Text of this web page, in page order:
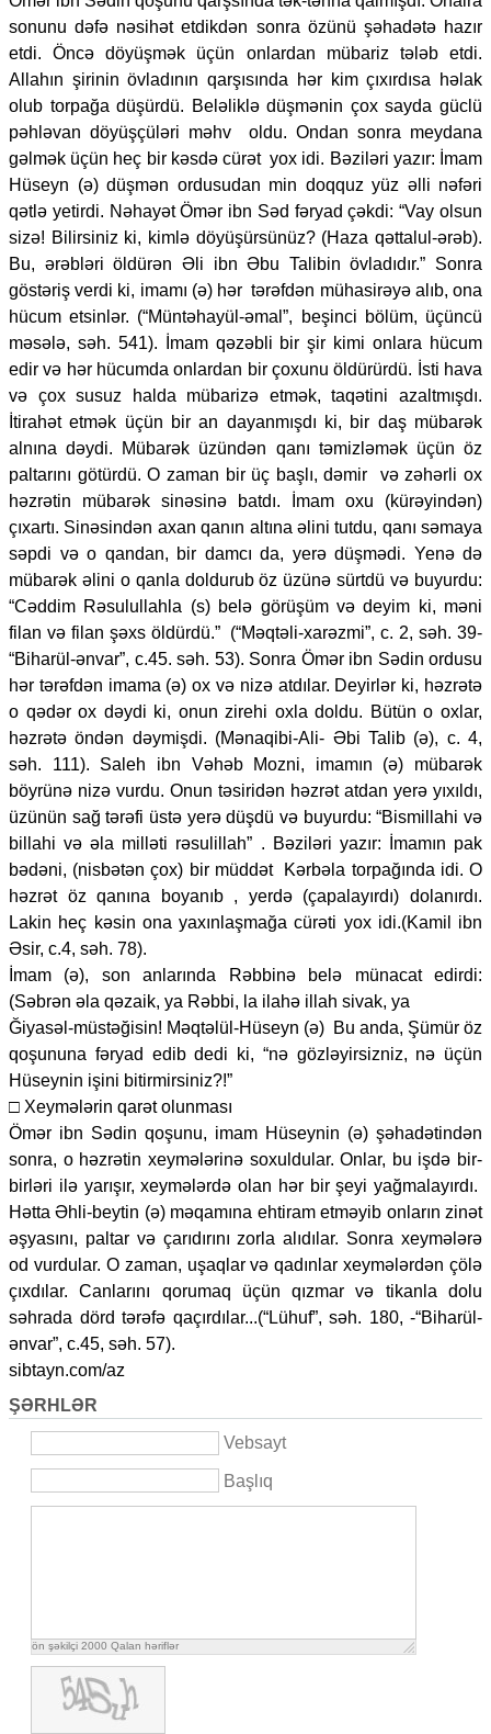
sonunu dəfə nəsihət etdikdən sonra özünü şəhadətə hazır
etdi. Öncə döyüşmək üçün onlardan mübariz tələb etdi.
Allahın şirinin övladının qarşısında hər kim çıxırdısa həlak
olub torpağa düşürdü. Beləliklə düşmənin çox sayda güclü
pəhləvan döyüşçüləri məhv oldu. Ondan sonra meydana
gəlmək üçün heç bir kəsdə cürət yox idi. Bəziləri yazır: İmam
Hüseyn (ə) düşmən ordusudan min doqquz yüz əlli nəfəri
qətlə yetirdi. Nəhayət Ömər ibn Səd fəryad çəkdi: “Vay olsun
sizə! Bilirsiniz ki, kimlə döyüşürsünüz? (Haza qəttalul-ərəb).
Bu, ərəbləri öldürən Əli ibn Əbu Talibin övladıdır.” Sonra
göstəriş verdi ki, imamı (ə) hər tərəfdən mühasirəyə alıb, ona
hücum etsinlər. (“Müntəhayül-əmal”, beşinci bölüm, üçüncü
məsələ, səh. 541). İmam qəzəbli bir şir kimi onlara hücum
edir və hər hücumda onlardan bir çoxunu öldürürdü. İsti hava
və çox susuz halda mübarizə etmək, taqətini azaltmışdı.
İtirahət etmək üçün bir an dayanmışdı ki, bir daş mübarək
alnına dəydi. Mübarək üzündən qanı təmizləmək üçün öz
paltarını götürdü. O zaman bir üç başlı, dəmir və zəhərli ox
həzrətin mübarək sinəsinə batdı. İmam oxu (kürəyindən)
çıxartı. Sinəsindən axan qanın altına əlini tutdu, qanı səmaya
səpdi və o qandan, bir damcı da, yerə düşmədi. Yenə də
mübarək əlini o qanla doldurub öz üzünə sürtdü və buyurdu:
“Cəddim Rəsulullahla (s) belə görüşüm və deyim ki, məni
filan və filan şəxs öldürdü.” (“Məqtəli-xarəzmi”, c. 2, səh. 39-
“Biharül-ənvar”, c.45. səh. 53). Sonra Ömər ibn Sədin ordusu
hər tərəfdən imama (ə) ox və nizə atdılar. Deyirlər ki, həzrətə
o qədər ox dəydi ki, onun zirehi oxla doldu. Bütün o oxlar,
həzrətə öndən dəymişdi. (Mənaqibi-Ali- Əbi Talib (ə), c. 4,
səh. 111). Saleh ibn Vəhəb Mozni, imamın (ə) mübarək
böyrünə nizə vurdu. Onun təsiridən həzrət atdan yerə yıxıldı,
üzünün sağ tərəfi üstə yerə düşdü və buyurdu: “Bismillahi və
billahi və əla milləti rəsulillah” . Bəziləri yazır: İmamın pak
bədəni, (nisbətən çox) bir müddət Kərbəla torpağında idi. O
həzrət öz qanına boyanıb , yerdə (çapalayırdı) dolanırdı.
Lakin heç kəsin ona yaxınlaşmağa cürəti yox idi.(Kamil ibn
Əsir, c.4, səh. 78).
İmam (ə), son anlarında Rəbbinə belə münacat edirdi:
(Səbrən əla qəzaik, ya Rəbbi, la ilahə illah sivak, ya
Ğiyasəl-müstəğisin! Məqtəlül-Hüseyn (ə) Bu anda, Şümür öz
qoşununa fəryad edib dedi ki, “nə gözləyirsizniz, nə üçün
Hüseynin işini bitirmirsiniz?!”
□ Xeymələrin qarət olunması
Ömər ibn Sədin qoşunu, imam Hüseynin (ə) şəhadətindən
sonra, o həzrətin xeymələrinə soxuldular. Onlar, bu işdə bir-
birləri ilə yarışır, xeymələrdə olan hər bir şeyi yağmalayırdı.
Hətta Əhli-beytin (ə) məqamına ehtiram etməyib onların zinət
əşyasını, paltar və çarıdırını zorla alıdılar. Sonra xeymələrə
od vurdular. O zaman, uşaqlar və qadınlar xeymələrdən çölə
çıxdılar. Canlarını qorumaq üçün qızmar və tikanla dolu
səhrada dörd tərəfə qaçırdılar...(“Lühuf”, səh. 180, -“Biharül-
ənvar”, c.45, səh. 57).
sibtayn.com/az
ŞƏRHLƏR
Vebsayt
Başlıq
ön şəkilçi 2000 Qalan həriflər